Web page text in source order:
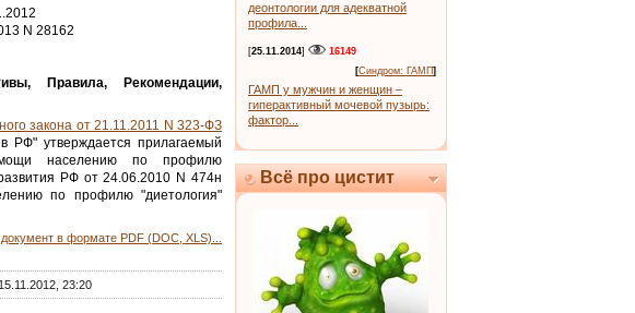
N 28162
Правила, Рекомендации,
закона от 21.11.2011 N 323-ФЗ
РФ" утверждается прилагаемый
населению по профилю
РФ от 24.06.2010 N 474н
по профилю "диетология"
в формате PDF (DOC, XLS)...
15.11.2012, 23:20
деонтологии для адекватной
профила...
[25.11.2014]
16149
[Синдром: ГАМП]
ГАМП у мужчин и женщин –
гиперактивный мочевой пузырь:
фактор...
Всё про цистит